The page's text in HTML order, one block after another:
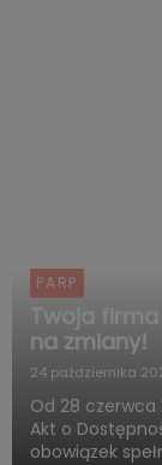
PARP
Twoja
na zmiany!
24 października
Od 28 czerwca
Akt o
obowiązek